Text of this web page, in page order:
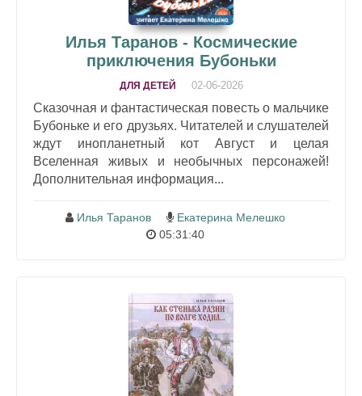
Илья Таранов - Космические
приключения Бубоньки
ДЛЯ ДЕТЕЙ 02-06-2026
Сказочная и фантастическая повесть о мальчике
Бубоньке и его друзьях. Читателей и слушателей
ждут инопланетный кот Август и целая
Вселенная живых и необычных персонажей!
Дополнительная информация...
Илья Таранов
Екатерина Мелешко
05:31:40